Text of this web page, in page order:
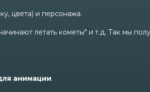
цвета) и персонажа.
летать кометы" и т.д. Так мы
анимации.